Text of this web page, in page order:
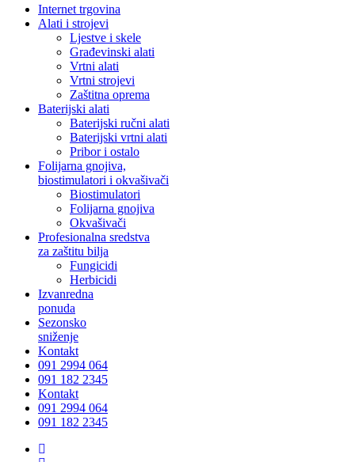
Close
Menu
Internet trgovina
Alati i strojevi
Ljestve i skele
Građevinski alati
Vrtni alati
Vrtni strojevi
Zaštitna oprema
Baterijski alati
Baterijski ručni alati
Baterijski vrtni alati
Pribor i ostalo
Folijarna gnojiva,
biostimulatori i okvašivači
Biostimulatori
Folijarna gnojiva
Okvašivači
Profesionalna sredstva
za zaštitu bilja
Fungicidi
Herbicidi
Izvanredna
ponuda
Sezonsko
sniženje
Kontakt
091 2994 064
091 182 2345
Kontakt
091 2994 064
091 182 2345
facebook